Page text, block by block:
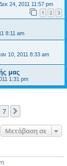
24, 2011 11:57 pm
1 2 3
8:11 am
10, 2011 8:33 am
μας
1:31 pm
7
Μετάβαση σε